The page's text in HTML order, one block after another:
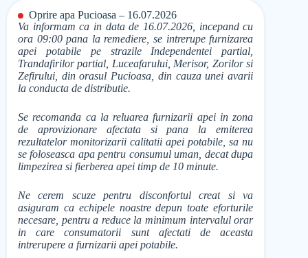
Oprire apa Pucioasa – 16.07.2026
Va informam ca in data de 16.07.2026, incepand cu
ora 09:00 pana la remediere, se intrerupe furnizarea
apei potabile pe strazile Independentei partial,
Trandafirilor partial, Luceafarului, Merisor, Zorilor si
Zefirului, din orasul Pucioasa, din cauza unei avarii
la conducta de distributie.
Se recomanda ca la reluarea furnizarii apei in zona
de aprovizionare afectata si pana la emiterea
rezultatelor monitorizarii calitatii apei potabile, sa nu
se foloseasca apa pentru consumul uman, decat dupa
limpezirea si fierberea apei timp de 10 minute.
Ne cerem scuze pentru disconfortul creat si va
asiguram ca echipele noastre depun toate eforturile
necesare, pentru a reduce la minimum intervalul orar
in care consumatorii sunt afectati de aceasta
intrerupere a furnizarii apei potabile.